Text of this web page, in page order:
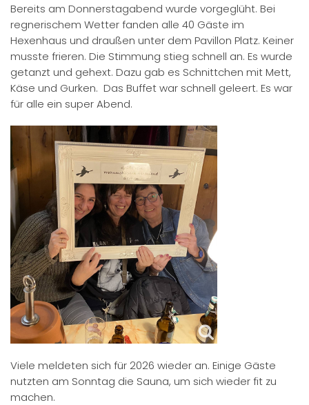
Bereits am Donnerstagabend wurde vorgeglüht. Bei
regnerischem Wetter fanden alle 40 Gäste im
Hexenhaus und draußen unter dem Pavillon Platz. Keiner
musste frieren. Die Stimmung stieg schnell an. Es wurde
getanzt und gehext. Dazu gab es Schnittchen mit Mett,
Käse und Gurken. Das Buffet war schnell geleert. Es war
für alle ein super Abend.
Viele meldeten sich für 2026 wieder an. Einige Gäste
nutzten am Sonntag die Sauna, um sich wieder fit zu
machen.